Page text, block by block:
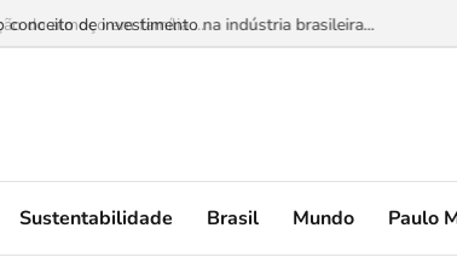
de investimento na indústria brasileira...
Sustentabilidade Brasil Mundo Paulo